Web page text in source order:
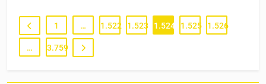
1 … 1.522 1.523 1.524 1.525 1.526
… 3.759